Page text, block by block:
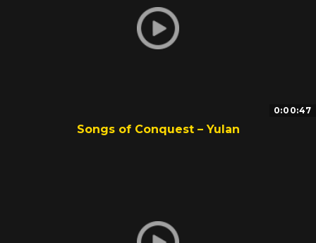
0:00:47
Songs of Conquest – Yulan